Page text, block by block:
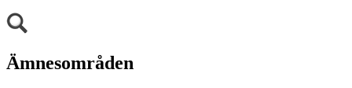
Ämnesområden